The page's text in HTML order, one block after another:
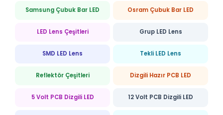
Samsung Çubuk Bar LED Osram Çubuk Bar LED
LED Lens Çeşitleri Grup LED Lens
SMD LED Lens Tekli LED Lens
Reflektör Çeşitleri Dizgili Hazır PCB LED
5 Volt PCB Dizgili LED 12 Volt PCB Dizgili LED